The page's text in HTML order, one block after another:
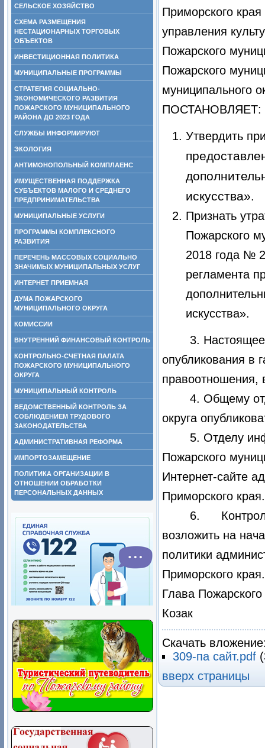
СЕЛЬСКОЕ ХОЗЯЙСТВО
СХЕМА РАЗМЕЩЕНИЯ
НЕСТАЦИОНАРНЫХ ТОРГОВЫХ
ОБЪЕКТОВ
ИНВЕСТИЦИОННАЯ ПОЛИТИКА
МУНИЦИПАЛЬНЫЕ ПРОГРАММЫ
СТРАТЕГИЯ СОЦИАЛЬНО-
ЭКОНОМИЧЕСКОГО РАЗВИТИЯ
ПОЖАРСКОГО МУНИЦИПАЛЬНОГО
РАЙОНА ДО 2023 ГОДА
СЛУЖБЫ ИНФОРМИРУЮТ
ЭКОЛОГИЯ
АНТИМОНОПОЛЬНЫЙ КОМПЛАЕНС
ИМУЩЕСТВЕННАЯ ПОДДЕРЖКА
СУБЪЕКТОВ МАЛОГО И СРЕДНЕГО
ПРЕДПРИНИМАТЕЛЬСТВА
МУНИЦИПАЛЬНЫЕ УСЛУГИ
ПРОГРАММЫ КОМПЛЕКСНОГО
РАЗВИТИЯ
ПЕРЕЧЕНЬ МАССОВЫХ СОЦИАЛЬНО
ЗНАЧИМЫХ МУНИЦИПАЛЬНЫХ УСЛУГ
ИНТЕРНЕТ ПРИЕМНАЯ
ДУМА ПОЖАРСКОГО
МУНИЦИПАЛЬНОГО ОКРУГА
КОМИССИИ
ВНУТРЕННИЙ ФИНАНСОВЫЙ КОНТРОЛЬ
КОНТРОЛЬНО-СЧЕТНАЯ ПАЛАТА
ПОЖАРСКОГО МУНИЦИПАЛЬНОГО
ОКРУГА
МУНИЦИПАЛЬНЫЙ КОНТРОЛЬ
ВЕДОМСТВЕННЫЙ КОНТРОЛЬ ЗА
СОБЛЮДЕНИЕМ ТРУДОВОГО
ЗАКОНОДАТЕЛЬСТВА
АДМИНИСТРАТИВНАЯ РЕФОРМА
ИМПОРТОЗАМЕЩЕНИЕ
ПОЛИТИКА ОРГАНИЗАЦИИ В
ОТНОШЕНИИ ОБРАБОТКИ
ПЕРСОНАЛЬНЫХ ДАННЫХ
Приморского
управления
Пожарского
Пожарского
муниципального
ПОСТАНОВЛЯЕТ:
Утвердить
искусства».
Признать
Пожарского
2018 года №
регламента
искусства».
3.
опубликования в
правоотношения,
4. Общему
округа
5. Отделу
Пожарского
Интернет-сайте
Приморского края.
6. Контроль
возложить на
политики
Приморского края.
Глава
Козак
Скачать
309-па сайт.pdf
вверх страницы